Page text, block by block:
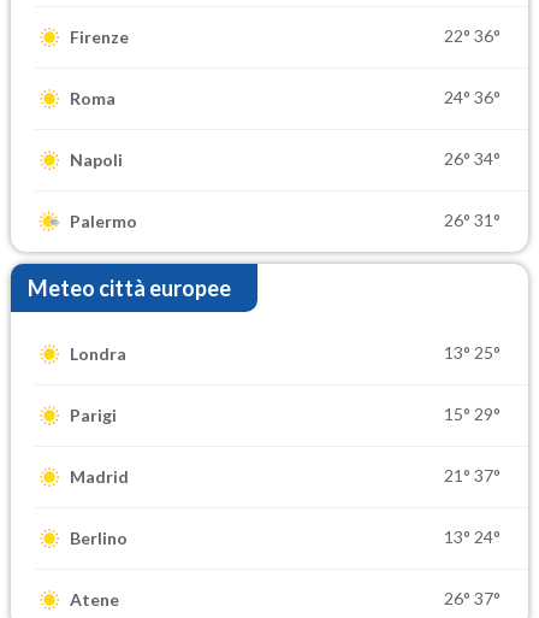
Firenze 22° 36°
Roma 24° 36°
Napoli 26° 34°
Palermo 26° 31°
Meteo città europee
Londra 13° 25°
Parigi 15° 29°
Madrid 21° 37°
Berlino 13° 24°
Atene 26° 37°